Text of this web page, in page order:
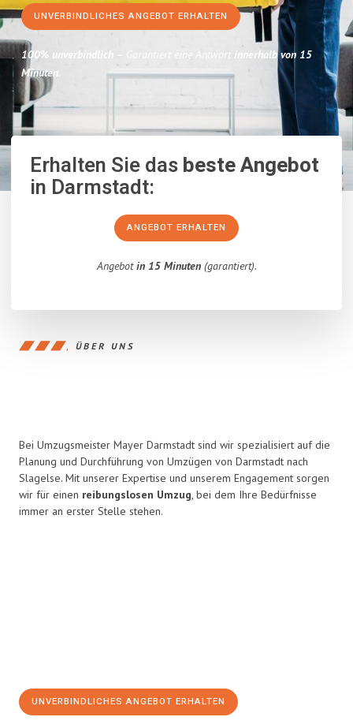
UNVERBINDLICHES ANGEBOT ERHALTEN
100% unverbindlich – Garantiert eine Antwort innerhalb von 15
Minuten.
Erhalten Sie dasbeste Angebot
in Darmstadt:
ANGEBOT ERHALTEN
Angebotin 15 Minuten(garantiert).
ÜBER UNS
Bei Umzugsmeister Mayer Darmstadt sind wir spezialisiert auf die
Planung und Durchführung von Umzügen von Darmstadt nach
Slagelse. Mit unserer Expertise und unserem Engagement sorgen
wir für einen reibungslosen Umzug, bei dem Ihre Bedürfnisse
immer an erster Stelle stehen.
UNVERBINDLICHES ANGEBOT ERHALTEN